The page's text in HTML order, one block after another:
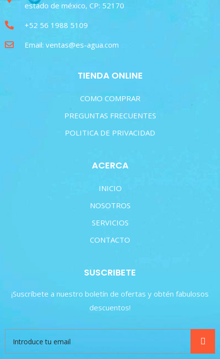
estado de méxico, CP: 52170
+52 56 1988 5109
Email: ventas@es-agua.com
TIENDA ONLINE
COMO COMPRAR
PREGUNTAS FRECUENTES
POLITICA DE PRIVACIDAD
ACERCA
INICIO
NOSOTROS
SERVICIOS
CONTACTO
SUSCRIBETE
¡Suscríbete a nuestro boletín de ofertas y obtén fabulosos
descuentos!